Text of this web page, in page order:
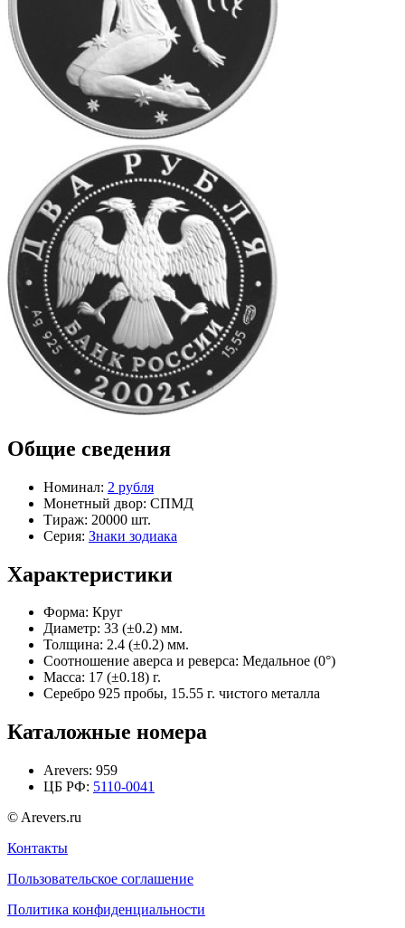
Общие сведения
Номинал: 2 рубля
Монетный двор: СПМД
Тираж: 20000 шт.
Серия: Знаки зодиака
Характеристики
Форма: Круг
Диаметр: 33 (±0.2) мм.
Толщина: 2.4 (±0.2) мм.
Соотношение аверса и реверса: Медальное (0°)
Масса: 17 (±0.18) г.
Серебро 925 пробы, 15.55 г. чистого металла
Каталожные номера
Arevers: 959
ЦБ РФ: 5110-0041
© Arevers.ru
Контакты
Пользовательское соглашение
Политика конфиденциальности